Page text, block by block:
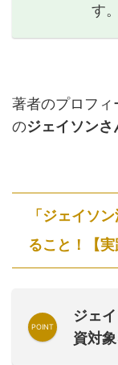
す。
著者のプロフィ
のジェイソン
「ジェイソ
ること！【実
ジェ
資対